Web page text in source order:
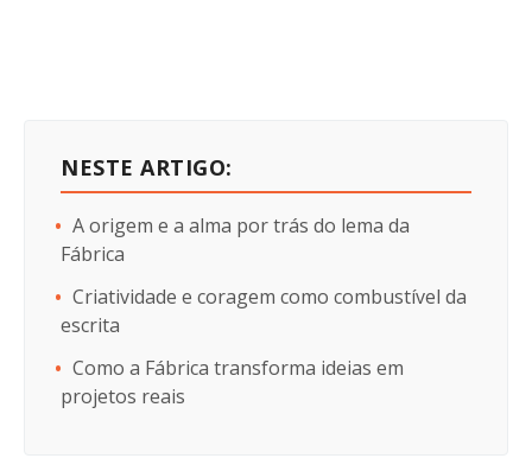
NESTE ARTIGO:
A origem e a alma por trás do lema da
Fábrica
Criatividade e coragem como combustível da
escrita
Como a Fábrica transforma ideias em
projetos reais